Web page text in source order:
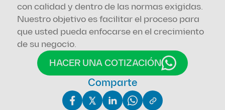
con calidad y dentro de las normas exigidas.
Nuestro objetivo es facilitar el proceso para
que usted pueda enfocarse en el crecimiento
de su negocio.
HACER UNA COTIZACIÓN
Comparte